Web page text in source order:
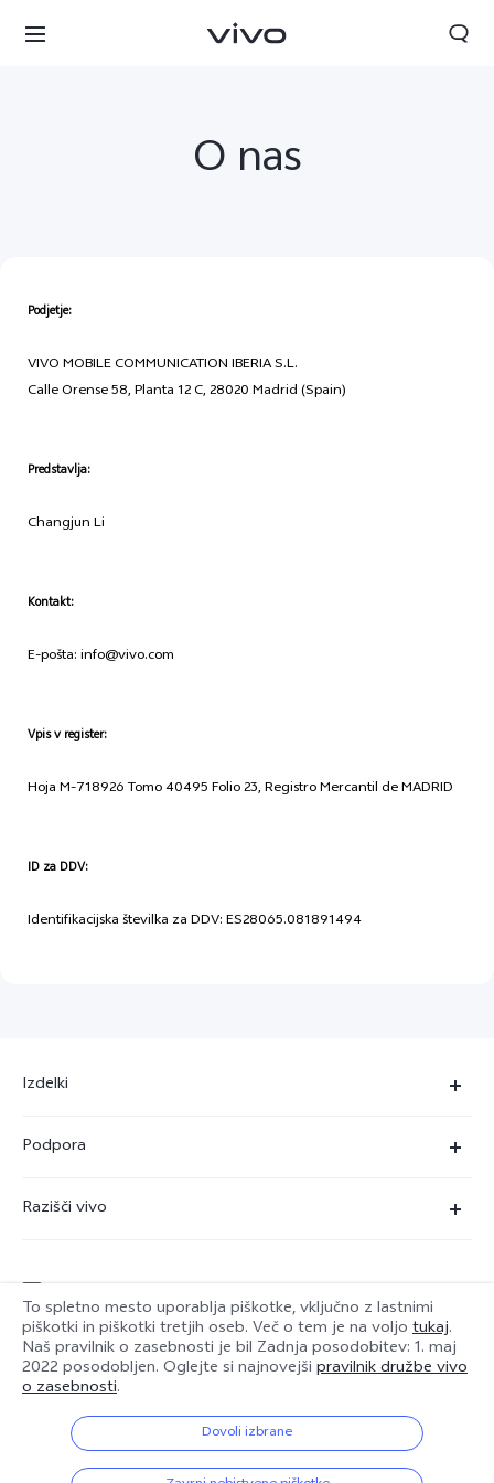
Slovenia | Izbira države/regije
O nas
Podjetje:
VIVO MOBILE COMMUNICATION IBERIA S.L.
Calle Orense 58, Planta 12 C, 28020 Madrid (Spain)
Predstavlja:
Changjun Li
Kontakt:
E-pošta: info@vivo.com
Vpis v register:
Hoja M-718926 Tomo 40495 Folio 23, Registro Mercantil de MADRID
ID za DDV:
Identifikacijska številka za DDV: ES28065.081891494
Izdelki
Y36
Y35
Y17s
Podpora
Posodobitev sistema
Poslati v popravilo
Dnevnik posodobitev
Garancija
Izjava o zasebnosti za pomoč strankam
Razišči vivo
Pravna obvestila
Trajnost
Center zasebnosti družbe vivo
Slovenia | Izbira države/regije
© 2026 vivo Mobile Communication Co., Ltd. Vse pravice pridržane.
To spletno mesto uporablja piškotke, vključno z lastnimi
piškotki in piškotki tretjih oseb. Več o tem je na voljo tukaj.
Naš pravilnik o zasebnosti je bil Zadnja posodobitev: 1. maj
2022 posodobljen. Oglejte si najnovejši pravilnik družbe vivo
o zasebnosti.
Dovoli izbrane